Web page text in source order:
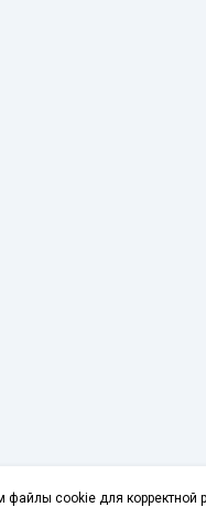
файлы cookie для корректной